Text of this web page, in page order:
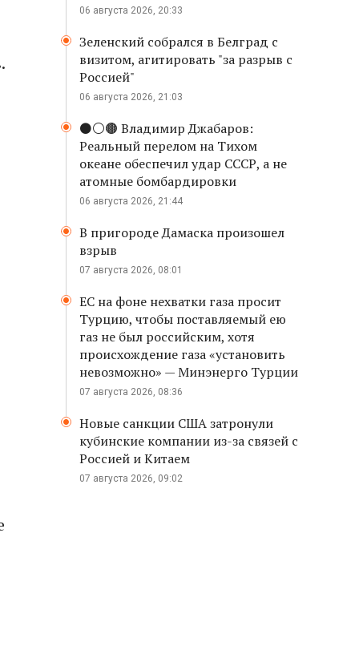
06 августа 2026, 20:33
Зеленский собрался в Белград с
визитом, агитировать "за разрыв с
Россией"
06 августа 2026, 21:03
⚫️⚪️🟤 Владимир Джабаров:
Реальный перелом на Тихом
океане обеспечил удар СССР, а не
атомные бомбардировки
06 августа 2026, 21:44
В пригороде Дамаска произошел
взрыв
07 августа 2026, 08:01
ЕС на фоне нехватки газа просит
Турцию, чтобы поставляемый ею
газ не был российским, хотя
происхождение газа «установить
невозможно» — Минэнерго Турции
07 августа 2026, 08:36
Новые санкции США затронули
кубинские компании из-за связей с
Россией и Китаем
07 августа 2026, 09:02